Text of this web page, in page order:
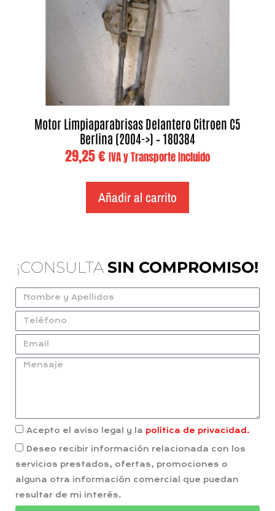
Motor Limpiaparabrisas Delantero Citroen C5
Berlina (2004->) – 180384
29,25€ IVA y Transporte Incluido
Añadir al carrito
¡CONSULTA SIN COMPROMISO!
Acepto el aviso legal y la política de privacidad.
Deseo recibir información relacionada con los
servicios prestados, ofertas, promociones o
alguna otra información comercial que puedan
resultar de mi interés.